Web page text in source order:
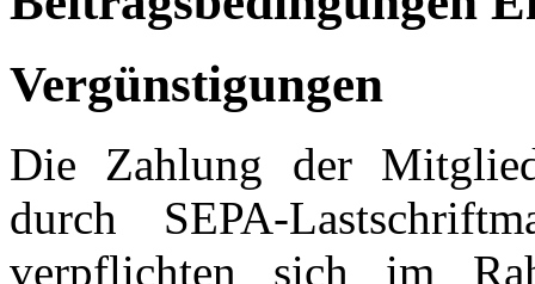
Vergünstigungen
Die Zahlung der
durch SEPA-
verpflichten sich im